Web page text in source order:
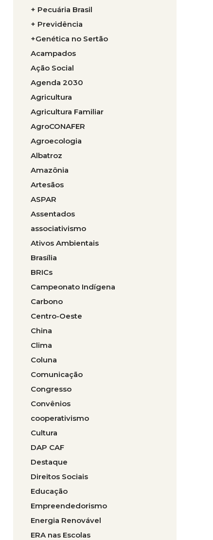
+ Pecuária Brasil
+ Previdência
+Genética no Sertão
Acampados
Ação Social
Agenda 2030
Agricultura
Agricultura Familiar
AgroCONAFER
Agroecologia
Albatroz
Amazônia
Artesãos
ASPAR
Assentados
associativismo
Ativos Ambientais
Brasília
BRICs
Campeonato Indígena
Carbono
Centro-Oeste
China
Clima
Coluna
Comunicação
Congresso
Convênios
cooperativismo
Cultura
DAP CAF
Destaque
Direitos Sociais
Educação
Empreendedorismo
Energia Renovável
ERA nas Escolas